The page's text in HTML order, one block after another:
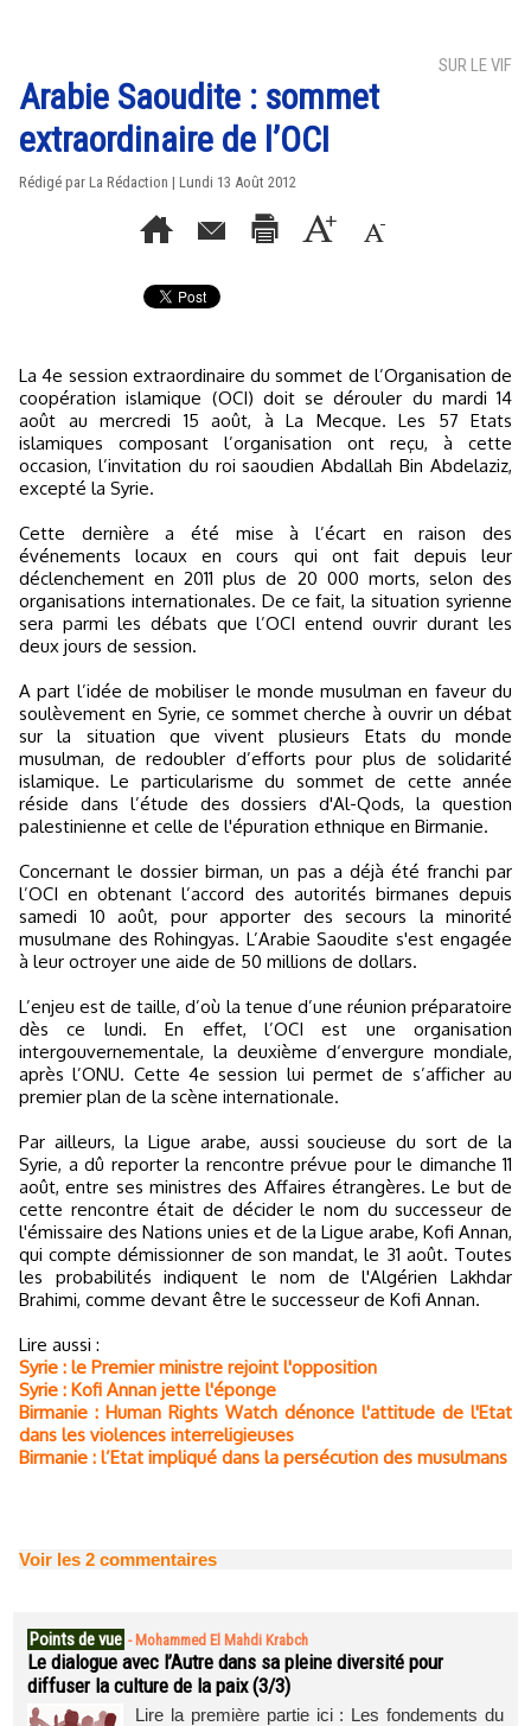
SUR LE VIF
Arabie Saoudite : sommet
extraordinaire de l’OCI
Rédigé par La Rédaction | Lundi 13 Août 2012
La 4e session extraordinaire du sommet de l’Organisation de
coopération islamique (OCI) doit se dérouler du mardi 14
août au mercredi 15 août, à La Mecque. Les 57 Etats
islamiques composant l’organisation ont reçu, à cette
occasion, l’invitation du roi saoudien Abdallah Bin Abdelaziz,
excepté la Syrie.
Cette dernière a été mise à l’écart en raison des
événements locaux en cours qui ont fait depuis leur
déclenchement en 2011 plus de 20 000 morts, selon des
organisations internationales. De ce fait, la situation syrienne
sera parmi les débats que l’OCI entend ouvrir durant les
deux jours de session.
A part l’idée de mobiliser le monde musulman en faveur du
soulèvement en Syrie, ce sommet cherche à ouvrir un débat
sur la situation que vivent plusieurs Etats du monde
musulman, de redoubler d’efforts pour plus de solidarité
islamique. Le particularisme du sommet de cette année
réside dans l’étude des dossiers d'Al-Qods, la question
palestinienne et celle de l'épuration ethnique en Birmanie.
Concernant le dossier birman, un pas a déjà été franchi par
l’OCI en obtenant l’accord des autorités birmanes depuis
samedi 10 août, pour apporter des secours la minorité
musulmane des Rohingyas. L’Arabie Saoudite s'est engagée
à leur octroyer une aide de 50 millions de dollars.
L’enjeu est de taille, d’où la tenue d’une réunion préparatoire
dès ce lundi. En effet, l’OCI est une organisation
intergouvernementale, la deuxième d‘envergure mondiale,
après l’ONU. Cette 4e session lui permet de s’afficher au
premier plan de la scène internationale.
Par ailleurs, la Ligue arabe, aussi soucieuse du sort de la
Syrie, a dû reporter la rencontre prévue pour le dimanche 11
août, entre ses ministres des Affaires étrangères. Le but de
cette rencontre était de décider le nom du successeur de
l'émissaire des Nations unies et de la Ligue arabe, Kofi Annan,
qui compte démissionner de son mandat, le 31 août. Toutes
les probabilités indiquent le nom de l'Algérien Lakhdar
Brahimi, comme devant être le successeur de Kofi Annan.
Lire aussi :
Syrie : le Premier ministre rejoint l'opposition
Syrie : Kofi Annan jette l'éponge
Birmanie : Human Rights Watch dénonce l'attitude de l'Etat
dans les violences interreligieuses
Birmanie : l’Etat impliqué dans la persécution des musulmans
Voir les 2 commentaires
Points de vue - Mohammed El Mahdi Krabch
Le dialogue avec l’Autre dans sa pleine diversité pour
diffuser la culture de la paix (3/3)
Lire la première partie ici : Les fondements du